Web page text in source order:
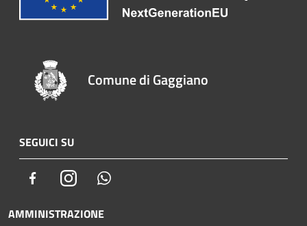
Comune di Gaggiano
SEGUICI SU
FacebookInstagram
AMMINISTRAZIONE